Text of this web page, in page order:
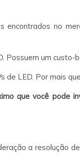
encontrados no
um
LED. Por mais
que você pode
a resolução